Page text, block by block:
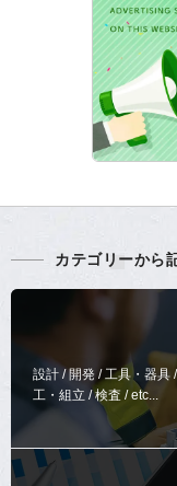
カテゴリーから
設計 / 開発 / 工具・器具
工・組立 / 検査 / etc...